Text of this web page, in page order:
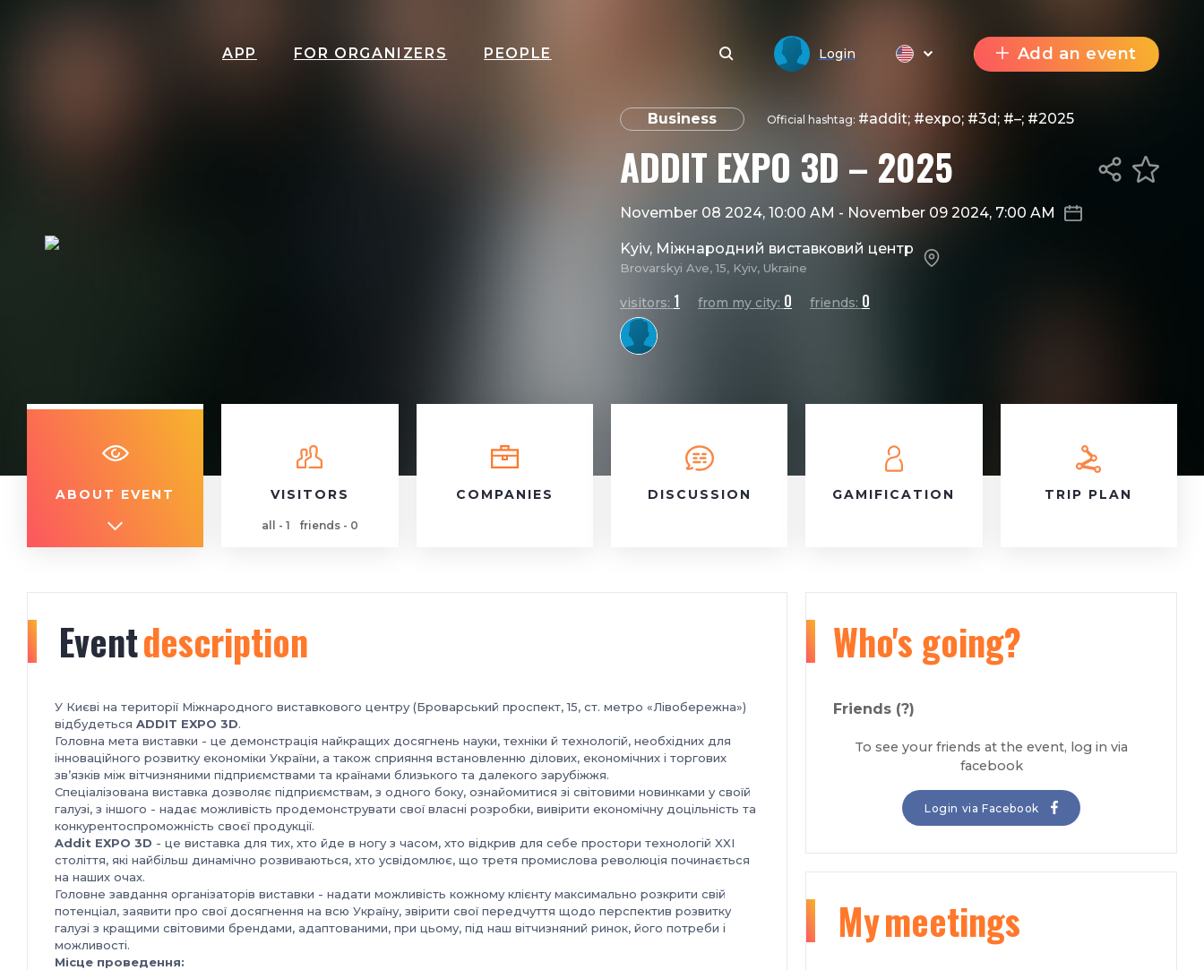
APP FOR ORGANIZERS PEOPLE Login Add an event
Business Official hashtag: #addit; #expo; #3d; #–; #2025
ADDIT EXPO 3D – 2025
November 08 2024, 10:00 AM - November 09 2024, 7:00 AM
Kyiv, Міжнародний виставковий центр
Brovarskyi Ave, 15, Kyiv, Ukraine
visitors: 1 from my city: 0 friends: 0
ABOUT EVENT VISITORS
all - 1 friends - 0
COMPANIES DISCUSSION GAMIFICATION TRIP PLAN
Eventdescription
У Києві на території Міжнародного виставкового центру (Броварський проспект, 15, ст. метро «Лівобережна»)
відбудеться ADDIT EXPO 3D.
Головна мета виставки - це демонстрація найкращих досягнень науки, техніки й технологій, необхідних для
інноваційного розвитку економіки України, а також сприяння встановленню ділових, економічних і торгових
зв’язків між вітчизняними підприємствами та країнами близького та далекого зарубіжжя.
Спеціалізована виставка дозволяє підприємствам, з одного боку, ознайомитися зі світовими новинками у своїй
галузі, з іншого - надає можливість продемонструвати свої власні розробки, вивірити економічну доцільність та
конкурентоспроможність своєї продукції.
Addit EXPO 3D - це виставка для тих, хто йде в ногу з часом, хто відкрив для себе простори технологій XXI
століття, які найбільш динамічно розвиваються, хто усвідомлює, що третя промислова революція починається
на наших очах.
Головне завдання організаторів виставки - надати можливість кожному клієнту максимально розкрити свій
потенціал, заявити про свої досягнення на всю Україну, звірити свої передчуття щодо перспектив розвитку
галузі з кращими світовими брендами, адаптованими, при цьому, під наш вітчизняний ринок, його потреби і
можливості.
Місце проведення:
Who's going?
Friends (?)
To see your friends at the event, log in via
facebook
Login via Facebook
Mymeetings